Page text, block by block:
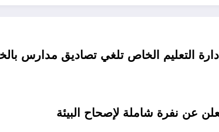
إدارة التعليم الخاص تلغي تصاديق مدارس
عن نفرة شاملة لإصحاح البيئة